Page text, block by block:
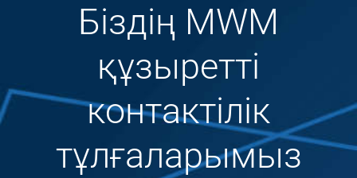
Біздің MWM
құзыретті
контактілік
тұлғаларымыз